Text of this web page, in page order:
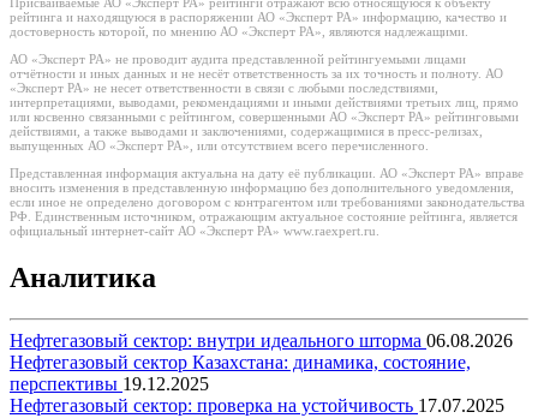
рейтинга и находящуюся в распоряжении АО «Эксперт РА» информацию, качество и
достоверность которой, по мнению АО «Эксперт РА», являются надлежащими.
АО «Эксперт РА» не проводит аудита представленной рейтингуемыми лицами
отчётности и иных данных и не несёт ответственность за их точность и полноту. АО
«Эксперт РА» не несет ответственности в связи с любыми последствиями,
интерпретациями, выводами, рекомендациями и иными действиями третьих лиц, прямо
или косвенно связанными с рейтингом, совершенными АО «Эксперт РА» рейтинговыми
действиями, а также выводами и заключениями, содержащимися в пресс-релизах,
выпущенных АО «Эксперт РА», или отсутствием всего перечисленного.
Представленная информация актуальна на дату её публикации. АО «Эксперт РА» вправе
вносить изменения в представленную информацию без дополнительного уведомления,
если иное не определено договором с контрагентом или требованиями законодательства
РФ. Единственным источником, отражающим актуальное состояние рейтинга, является
официальный интернет-сайт АО «Эксперт РА» www.raexpert.ru.
Аналитика
Нефтегазовый сектор: внутри идеального шторма 06.08.2026
Нефтегазовый сектор Казахстана: динамика, состояние,
перспективы 19.12.2025
Нефтегазовый сектор: проверка на устойчивость 17.07.2025